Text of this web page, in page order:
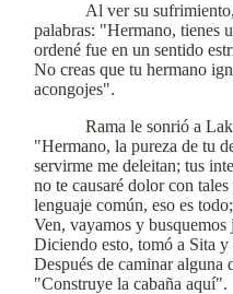
Al ver su
palabras: "Hermano, tienes
ordené fue en un sentido
No creas que tu hermano
acongojes".
Rama le sonrió a
"Hermano, la pureza de tu
servirme me deleitan; tus
no te causaré dolor con
lenguaje común, eso es
Ven, vayamos y
Diciendo esto, tomó a Sita y
Después de caminar alguna
"Construye la cabaña aquí".